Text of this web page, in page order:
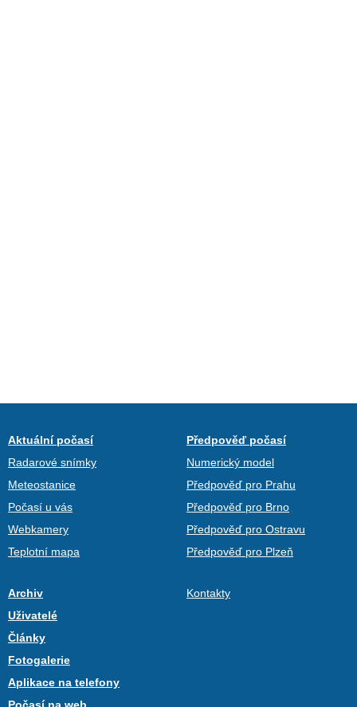
Aktuální počasí
Radarové snímky
Meteostanice
Počasí u vás
Webkamery
Teplotní mapa
Předpověď počasí
Numerický model
Předpověď pro Prahu
Předpověď pro Brno
Předpověď pro Ostravu
Předpověď pro Plzeň
Archiv
Uživatelé
Články
Fotogalerie
Aplikace na telefony
Kontakty